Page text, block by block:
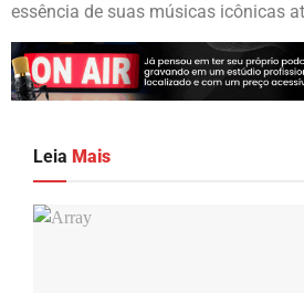
essência de suas músicas icônicas
Leia Mais